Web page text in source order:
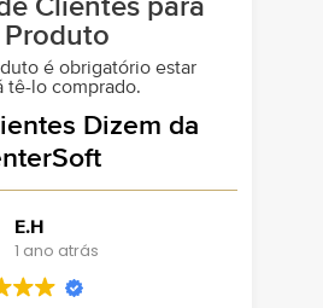
Clientes para
Produto
é obrigatório estar
tê-lo comprado.
Dizem da